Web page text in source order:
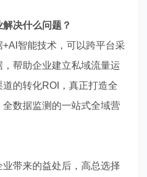
决什么问题？
+AI 智能技术，可以跨平台采
帮助企业建立私域流量运
道的转化ROI
，真正打造全
数据监测的一站式全域营
带来的益处后，高总选择